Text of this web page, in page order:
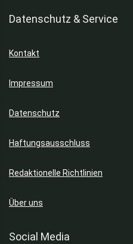
Datenschutz & Service
Kontakt
Impressum
Datenschutz
Haftungsausschluss
Redaktionelle Richtlinien
Über uns
Social Media